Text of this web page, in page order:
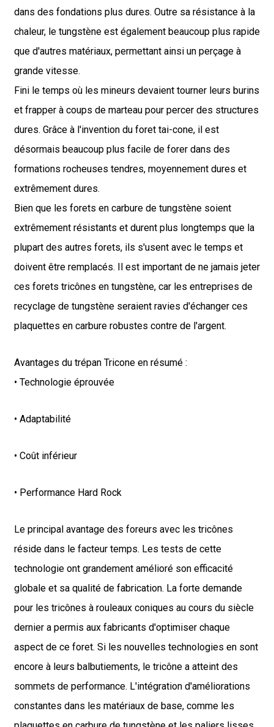
dans des fondations plus dures. Outre sa résistance à la
chaleur, le tungstène est également beaucoup plus rapide
que d'autres matériaux, permettant ainsi un perçage à
grande vitesse.
Fini le temps où les mineurs devaient tourner leurs burins
et frapper à coups de marteau pour percer des structures
dures. Grâce à l'invention du foret tai-cone, il est
désormais beaucoup plus facile de forer dans des
formations rocheuses tendres, moyennement dures et
extrêmement dures.
Bien que les forets en carbure de tungstène soient
extrêmement résistants et durent plus longtemps que la
plupart des autres forets, ils s'usent avec le temps et
doivent être remplacés. Il est important de ne jamais jeter
ces forets tricônes en tungstène, car les entreprises de
recyclage de tungstène seraient ravies d'échanger ces
plaquettes en carbure robustes contre de l'argent.
Avantages du trépan Tricone en résumé :
• Technologie éprouvée
• Adaptabilité
• Coût inférieur
• Performance Hard Rock
Le principal avantage des foreurs avec les tricônes
réside dans le facteur temps. Les tests de cette
technologie ont grandement amélioré son efficacité
globale et sa qualité de fabrication. La forte demande
pour les tricônes à rouleaux coniques au cours du siècle
dernier a permis aux fabricants d'optimiser chaque
aspect de ce foret. Si les nouvelles technologies en sont
encore à leurs balbutiements, le tricône a atteint des
sommets de performance. L'intégration d'améliorations
constantes dans les matériaux de base, comme les